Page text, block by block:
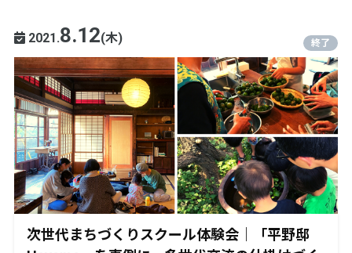
2021.8.12(木) 終了
次世代まちづくりスクール体験会｜「平野邸